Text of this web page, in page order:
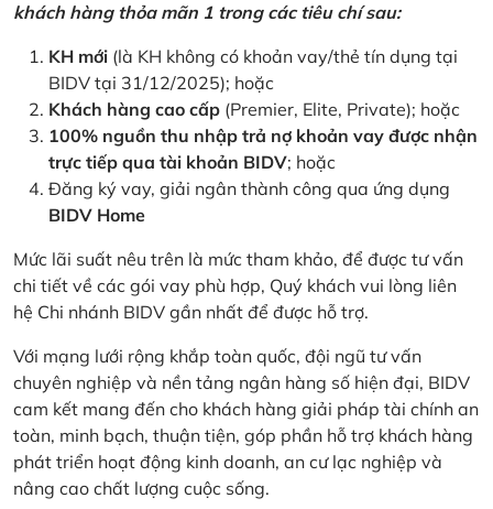
khách hàng thỏa mãn 1 trong các tiêu chí sau:
KH mới (là KH không có khoản vay/thẻ tín dụng tại
BIDV tại 31/12/2025); hoặc
Khách hàng cao cấp (Premier, Elite, Private); hoặc
100% nguồn thu nhập trả nợ khoản vay được nhận
trực tiếp qua tài khoản BIDV; hoặc
Đăng ký vay, giải ngân thành công qua ứng dụng
BIDV Home
Mức lãi suất nêu trên là mức tham khảo, để được tư vấn
chi tiết về các gói vay phù hợp, Quý khách vui lòng liên
hệ Chi nhánh BIDV gần nhất để được hỗ trợ.
Với mạng lưới rộng khắp toàn quốc, đội ngũ tư vấn
chuyên nghiệp và nền tảng ngân hàng số hiện đại, BIDV
cam kết mang đến cho khách hàng giải pháp tài chính an
toàn, minh bạch, thuận tiện, góp phần hỗ trợ khách hàng
phát triển hoạt động kinh doanh, an cư lạc nghiệp và
nâng cao chất lượng cuộc sống.